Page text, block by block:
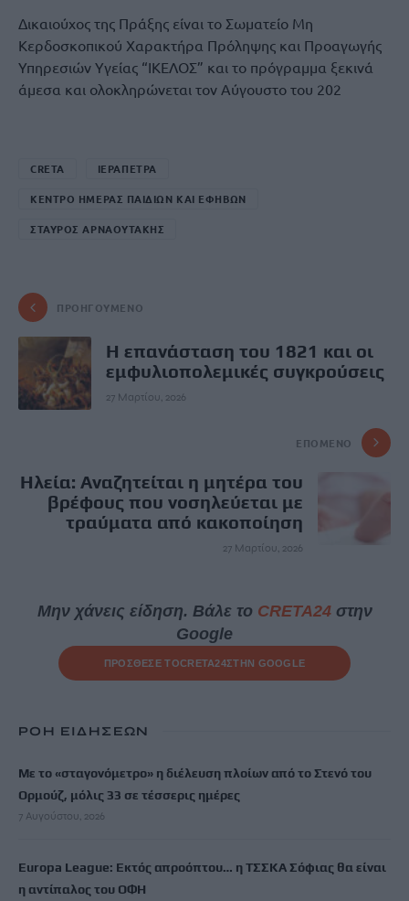
Δικαιούχος της Πράξης είναι το Σωματείο Μη
Κερδοσκοπικού Χαρακτήρα Πρόληψης και Προαγωγής
Υπηρεσιών Υγείας “ΙΚΕΛΟΣ” και το πρόγραμμα ξεκινά
άμεσα και ολοκληρώνεται τον Αύγουστο του 202
CRETA ΙΕΡΑΠΕΤΡΑ
ΚΕΝΤΡΟ ΗΜΕΡΑΣ ΠΑΙΔΙΩΝ ΚΑΙ ΕΦΗΒΩΝ
ΣΤΑΥΡΟΣ ΑΡΝΑΟΥΤΑΚΗΣ
ΠΡΟΗΓΟΎΜΕΝΟ
Η επανάσταση του 1821 και οι
εμφυλιοπολεμικές συγκρούσεις
27 Μαρτίου, 2026
ΕΠΌΜΕΝΟ
Ηλεία: Αναζητείται η μητέρα του
βρέφους που νοσηλεύεται με
τραύματα από κακοποίηση
27 Μαρτίου, 2026
Μην χάνεις είδηση. Βάλε το CRETA24στην
Google
ΠΡΟΣΘΕΣΕ ΤΟCRETA24ΣΤΗΝ GOOGLE
ΡΟΗ ΕΙΔΗΣΕΩΝ
Με το «σταγονόμετρο» η διέλευση πλοίων από το Στενό του
Ορμούζ, μόλις 33 σε τέσσερις ημέρες
7 Αυγούστου, 2026
Europa League: Εκτός απροόπτου… η ΤΣΣΚΑ Σόφιας θα είναι
η αντίπαλος του ΟΦΗ